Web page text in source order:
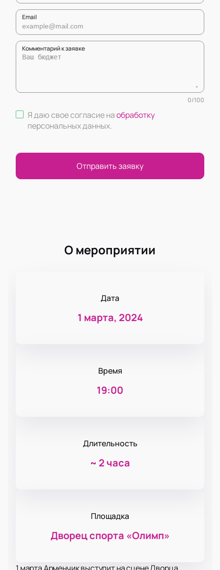
Email
Комментарий к заявке
0/100
Я даю свое согласие наобработку
персональных данных.
Отправить заявку
О мероприятии
Дата
1 марта, 2024
Время
19:00
Длительность
~ 2 часа
Площадка
Дворец спорта «‎Олимп»